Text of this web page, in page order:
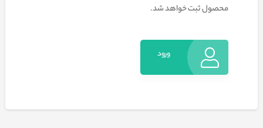
محصول ثبت خواهد شد.
ورود
حساب